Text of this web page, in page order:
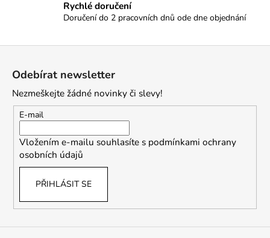
v
k
i
s
Rychlé doručení
Doručení do 2 pracovních dnů ode dne objednání
Odebírat newsletter
Nezmeškejte žádné novinky či slevy!
E-mail
Vložením e-mailu souhlasíte s podmínkami ochrany
osobních údajů
PŘIHLÁSIT SE